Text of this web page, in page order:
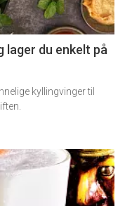
lager du enkelt på
kyllingvinger til